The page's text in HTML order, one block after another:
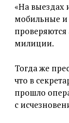
«На выездах
мобильные
милиции.
Тогда же
что в
прошло
с